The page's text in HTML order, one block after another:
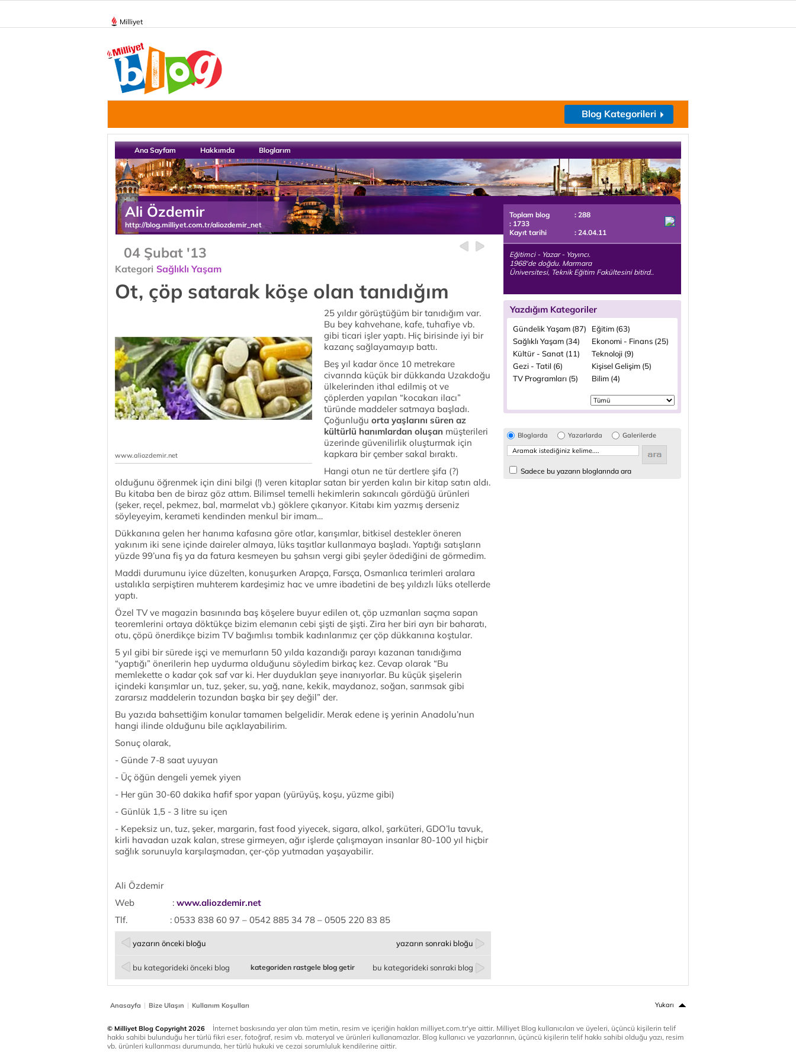
Milliyet
Blog Kategorileri
Ana Sayfam Hakkımda Bloglarım
Ali Özdemir
http://blog.milliyet.com.tr/aliozdemir_net
04 Şubat '13
Kategori Sağlıklı Yaşam
Ot, çöp satarak köşe olan tanıdığım
www.aliozdemir.net
25 yıldır görüştüğüm bir tanıdığım var.
Bu bey kahvehane, kafe, tuhafiye vb.
gibi ticari işler yaptı. Hiç birisinde iyi bir
kazanç sağlayamayıp battı.
Beş yıl kadar önce 10 metrekare
civarında küçük bir dükkanda Uzakdoğu
ülkelerinden ithal edilmiş ot ve
çöplerden yapılan “kocakarı ilacı”
türünde maddeler satmaya başladı.
Çoğunluğu orta yaşlarını süren az
kültürlü hanımlardan oluşan müşterileri
üzerinde güvenilirlik oluşturmak için
kapkara bir çember sakal bıraktı.
Hangi otun ne tür dertlere şifa (?)
olduğunu öğrenmek için dini bilgi (!) veren kitaplar satan bir yerden kalın bir kitap satın aldı.
Bu kitaba ben de biraz göz attım. Bilimsel temelli hekimlerin sakıncalı gördüğü ürünleri
(şeker, reçel, pekmez, bal, marmelat vb.) göklere çıkarıyor. Kitabı kim yazmış derseniz
söyleyeyim, kerameti kendinden menkul bir imam…
Dükkanına gelen her hanıma kafasına göre otlar, karışımlar, bitkisel destekler öneren
yakınım iki sene içinde daireler almaya, lüks taşıtlar kullanmaya başladı. Yaptığı satışların
yüzde 99’una fiş ya da fatura kesmeyen bu şahsın vergi gibi şeyler ödediğini de görmedim.
Maddi durumunu iyice düzelten, konuşurken Arapça, Farsça, Osmanlıca terimleri aralara
ustalıkla serpiştiren muhterem kardeşimiz hac ve umre ibadetini de beş yıldızlı lüks otellerde
yaptı.
Özel TV ve magazin basınında baş köşelere buyur edilen ot, çöp uzmanları saçma sapan
teoremlerini ortaya döktükçe bizim elemanın cebi şişti de şişti. Zira her biri ayrı bir baharatı,
otu, çöpü önerdikçe bizim TV bağımlısı tombik kadınlarımız çer çöp dükkanına koştular.
5 yıl gibi bir sürede işçi ve memurların 50 yılda kazandığı parayı kazanan tanıdığıma
“yaptığı” önerilerin hep uydurma olduğunu söyledim birkaç kez. Cevap olarak “Bu
memlekette o kadar çok saf var ki. Her duydukları şeye inanıyorlar. Bu küçük şişelerin
içindeki karışımlar un, tuz, şeker, su, yağ, nane, kekik, maydanoz, soğan, sarımsak gibi
zararsız maddelerin tozundan başka bir şey değil” der.
Bu yazıda bahsettiğim konular tamamen belgelidir. Merak edene iş yerinin Anadolu’nun
hangi ilinde olduğunu bile açıklayabilirim.
Sonuç olarak,
- Günde 7-8 saat uyuyan
- Üç öğün dengeli yemek yiyen
- Her gün 30-60 dakika hafif spor yapan (yürüyüş, koşu, yüzme gibi)
- Günlük 1,5 - 3 litre su içen
- Kepeksiz un, tuz, şeker, margarin, fast food yiyecek, sigara, alkol, şarküteri, GDO’lu tavuk,
kirli havadan uzak kalan, strese girmeyen, ağır işlerde çalışmayan insanlar 80-100 yıl hiçbir
sağlık sorunuyla karşılaşmadan, çer-çöp yutmadan yaşayabilir.
Ali Özdemir
Web : www.aliozdemir.net
Tlf. : 0533 838 60 97 – 0542 885 34 78 – 0505 220 83 85
yazarın önceki bloğu yazarın sonraki bloğu
bu kategorideki önceki blog bu kategorideki sonraki blog
kategoriden rastgele blog getir
Toplam blog
: 288
: 1733
Kayıt tarihi
: 24.04.11
Eğitimci - Yazar - Yayıncı.
1968'de doğdu. Marmara
Üniversitesi, Teknik Eğitim Fakültesini bitird..
Yazdığım Kategoriler
Gündelik Yaşam (87)
Eğitim (63)
Sağlıklı Yaşam (34)
Ekonomi - Finans (25)
Kültür - Sanat (11)
Teknoloji (9)
Gezi - Tatil (6)
Kişisel Gelişim (5)
TV Programları (5)
Bilim (4)
Bloglarda Yazarlarda Galerilerde
Sadece bu yazarın bloglarında ara
Anasayfa | Bize Ulaşın | Kullanım Koşulları Yukarı
© Milliyet Blog Copyright 2026
İnternet baskısında yer alan tüm metin, resim ve içeriğin hakları milliyet.com.tr'ye aittir. Milliyet Blog kullanıcıları ve üyeleri, üçüncü kişilerin telif
hakkı sahibi bulunduğu her türlü fikri eser, fotoğraf, resim vb. materyal ve ürünleri kullanamazlar. Blog kullanıcı ve yazarlarının, üçüncü kişilerin telif hakkı sahibi olduğu yazı, resim
vb. ürünleri kullanması durumunda, her türlü hukuki ve cezai sorumluluk kendilerine aittir.